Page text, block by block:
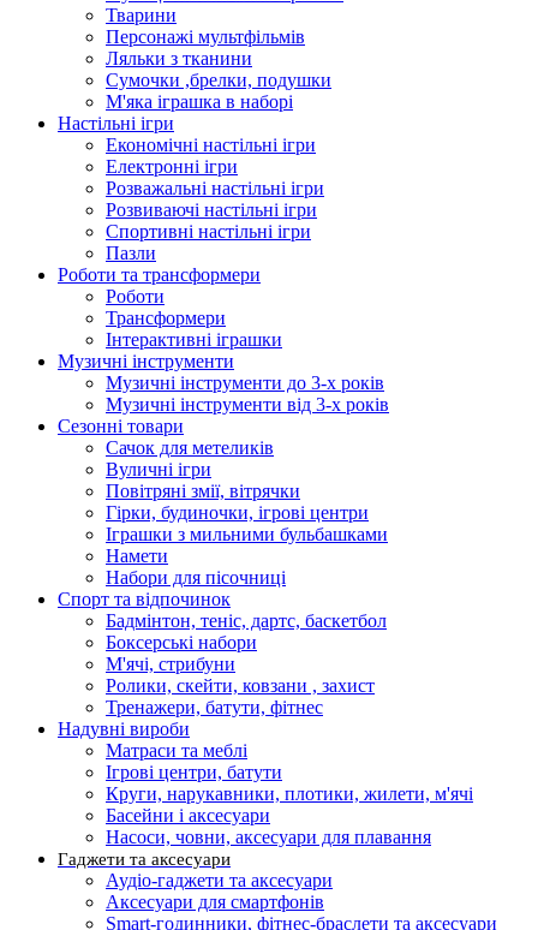
Тварини
Персонажі мультфільмів
Ляльки з тканини
Сумочки ,брелки, подушки
М'яка іграшка в наборі
Настільні ігри
Економічні настільні ігри
Електронні ігри
Розважальні настільні ігри
Розвиваючі настільні ігри
Спортивні настільні ігри
Пазли
Роботи та трансформери
Роботи
Трансформери
Інтерактивні іграшки
Музичні інструменти
Музичні інструменти до 3-х років
Музичні інструменти від 3-х років
Сезонні товари
Сачок для метеликів
Вуличні ігри
Повітряні змії, вітрячки
Гірки, будиночки, ігрові центри
Іграшки з мильними бульбашками
Намети
Набори для пісочниці
Спорт та відпочинок
Бадмінтон, теніс, дартс, баскетбол
Боксерські набори
М'ячі, стрибуни
Ролики, скейти, ковзани , захист
Тренажери, батути, фітнес
Надувні вироби
Матраси та меблі
Ігрові центри, батути
Круги, нарукавники, плотики, жилети, м'ячі
Басейни і аксесуари
Насоси, човни, аксесуари для плавання
Гаджети та аксесуари
Аудіо-гаджети та аксесуари
Аксесуари для смартфонів
Smart-годинники, фітнес-браслети та аксесуари